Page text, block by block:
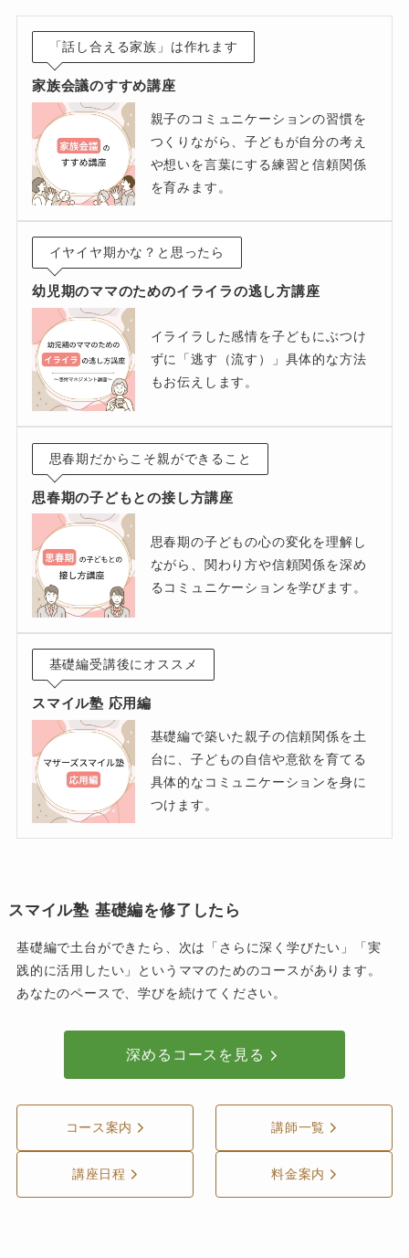
「話し合える家族」は作れます
家族会議のすすめ講座
親子のコミュニケーションの習慣を
つくりながら、子どもが自分の考え
や想いを言葉にする練習と信頼関係
を育みます。
イヤイヤ期かな？と思ったら
幼児期のママのためのイライラの逃し方講座
イライラした感情を子どもにぶつけ
ずに「逃す（流す）」具体的な方法
もお伝えします。
思春期だからこそ親ができること
思春期の子どもとの接し方講座
思春期の子どもの心の変化を理解し
ながら、関わり方や信頼関係を深め
るコミュニケーションを学びます。
基礎編受講後にオススメ
スマイル塾 応用編
基礎編で築いた親子の信頼関係を土
台に、子どもの自信や意欲を育てる
具体的なコミュニケーションを身に
つけます。
スマイル塾 基礎編を修了したら
基礎編で土台ができたら、次は「さらに深く学びたい」「実
践的に活用したい」というママのためのコースがあります。
あなたのペースで、学びを続けてください。
深めるコースを見る
コース案内 講師一覧
講座日程 料金案内